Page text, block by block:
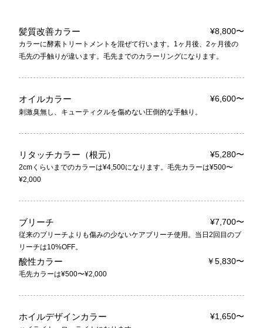
髪質改善カラー
カラーに酵素トリートメントを混ぜて行います。1ヶ月後、2ヶ月後の
毛先の手触りが違います。毛先までのカラーリングになります。
¥8,800〜
オイルカラー
刺激臭無し、キューティクルを傷めない圧倒的な手触り。
¥6,600〜
リタッチカラー（根元）
2cmくらいまでのカラーは¥4,500になります。毛先カラーは¥500〜
¥2,000
¥5,280〜
ブリーチ
従来のブリーチよりも傷みの少ないケアブリーチ使用。当日2回目のブ
リーチは10%OFF。
¥7,700〜
酸性カラー
毛先カラーは¥500〜¥2,000
￥5,830〜
ホイルデザインカラー ¥1,650〜